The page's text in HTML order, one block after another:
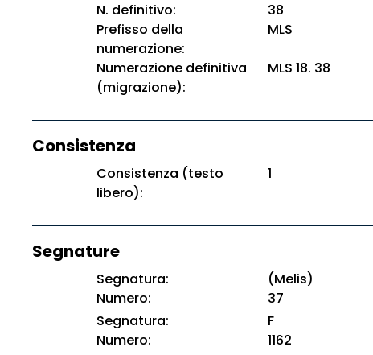
N. definitivo:
38
Prefisso della
numerazione:
MLS
Numerazione definitiva
(migrazione):
MLS 18. 38
Consistenza
Consistenza (testo
libero):
1
Segnature
Segnatura:
(Melis)
Numero:
37
Segnatura:
F
Numero:
1162